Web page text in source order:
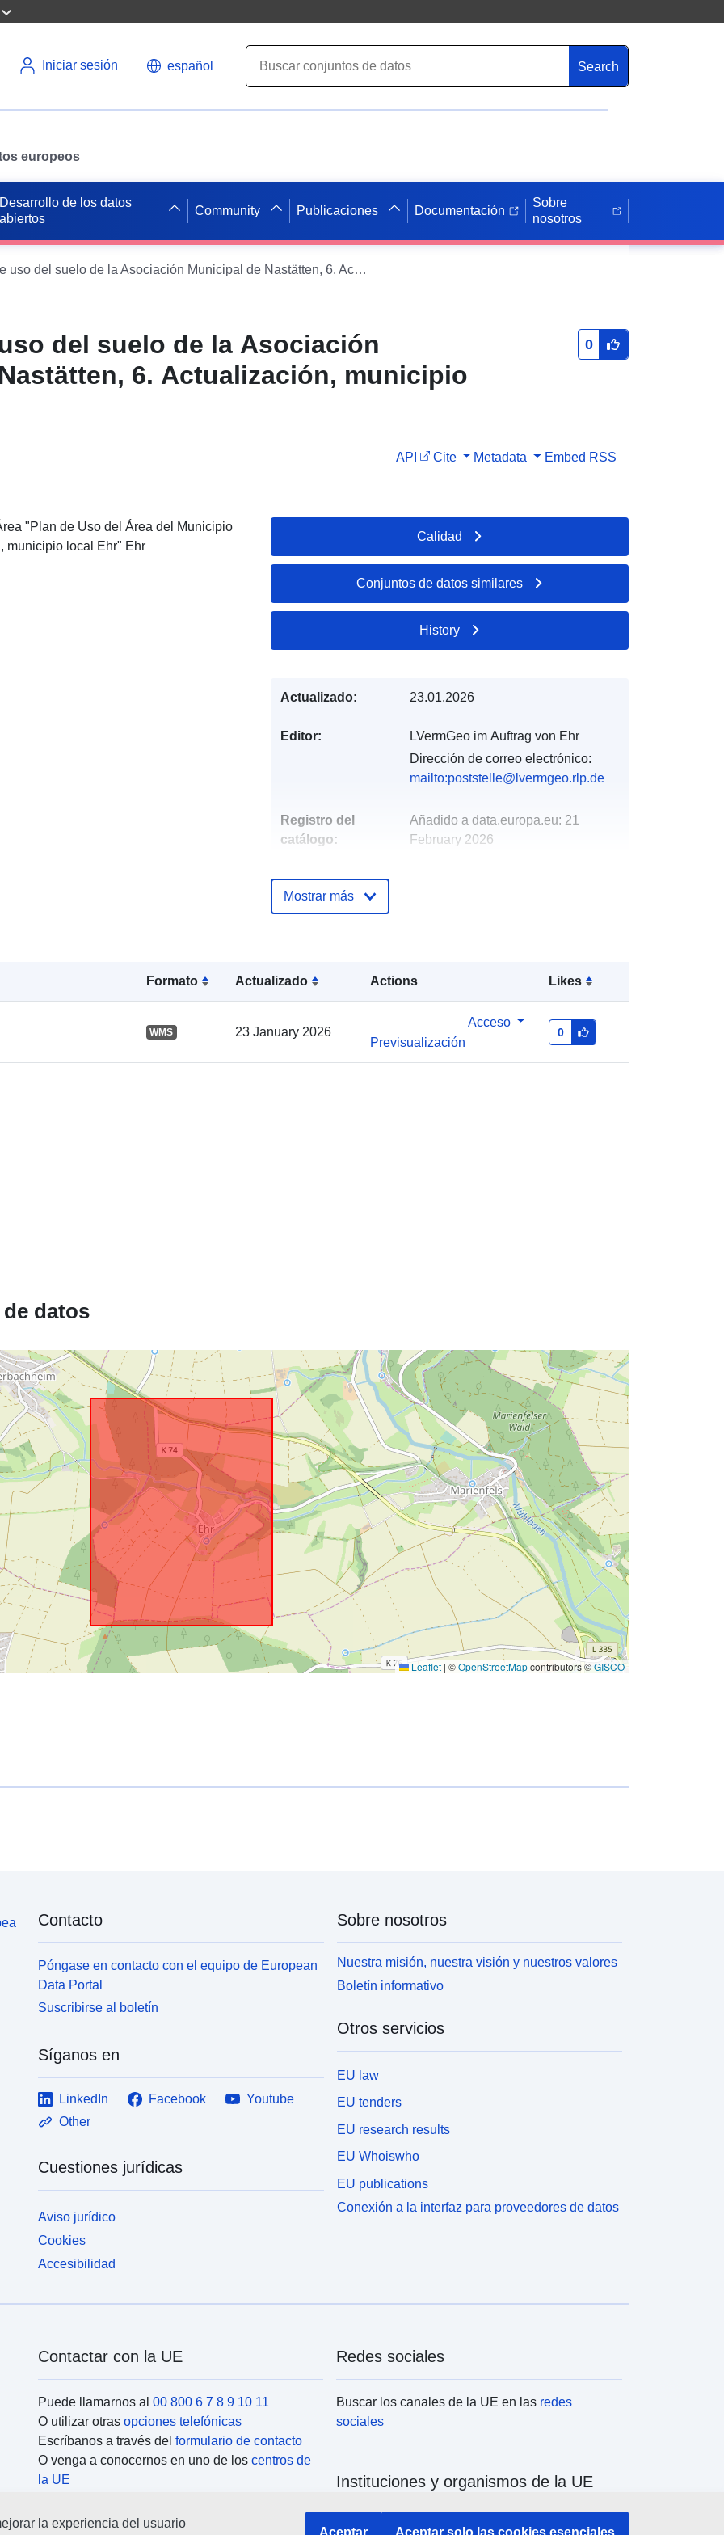
Iniciar sesión español Search
europeos
Desarrollo de los datos
abiertos
Community Publicaciones Documentación
Sobre
nosotros
Ehr - Plan de uso del suelo de la Asociación Municipal de Nastätten, 6. Actualización, municipio local Ehr
del suelo de la Asociación
6. Actualización, municipio
0
API Cite Metadata Embed RSS
"Plan de Uso del Área del Municipio
municipio local Ehr" Ehr
Formato Actualizado Actions Likes
WMS 23 January 2026
Acceso
Previsualización
0
datos
Leaflet | ©OpenStreetMapcontributors ©GISCO
Calidad
Conjuntos de datos similares
History
Actualizado: 23.01.2026
Editor:
LVermGeo im Auftrag von Ehr
Dirección de correo electrónico:
mailto:poststelle@lvermgeo.rlp.de
Registro del
catálogo:
Añadido a data.europa.eu: 21
February 2026
Tipo: Polygon
http://data.europa.eu/88u/dataset/9a
ad1643-cd53-712e-c9dc-
Mostrar más
Contacto
Póngase en contacto con el equipo de European
Data Portal
Suscribirse al boletín
Síganos en
LinkedIn Facebook
Youtube
Other
Cuestiones jurídicas
Aviso jurídico
Cookies
Accesibilidad
Sobre nosotros
Nuestra misión, nuestra visión y nuestros valores
Boletín informativo
Otros servicios
EU law
EU tenders
EU research results
EU Whoiswho
EU publications
Conexión a la interfaz para proveedores de datos
Contactar con la UE
Puede llamarnos al 00 800 6 7 8 9 10 11
O utilizar otras opciones telefónicas
Escríbanos a través del formulario de contacto
O venga a conocernos en uno de los centros de
la UE
Redes sociales
Buscar los canales de la UE en las redes
sociales
Instituciones y organismos de la UE
Buscar todas las instituciones y órganos de la UE
la experiencia del usuario
Aceptar Aceptar solo las cookies esenciales